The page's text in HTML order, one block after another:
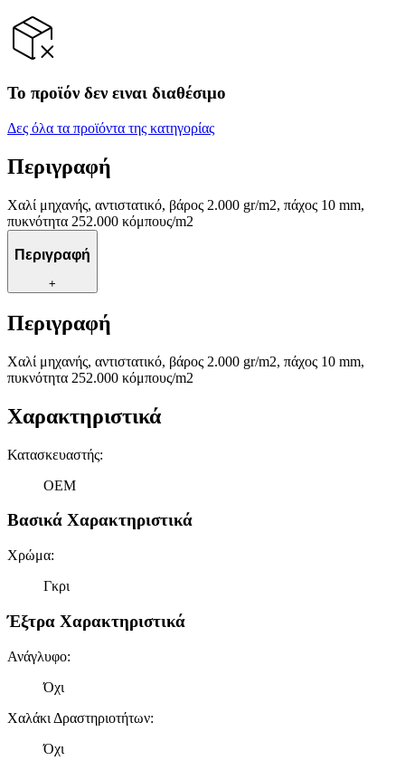
Το προϊόν δεν ειναι διαθέσιμο
Δες όλα τα προϊόντα της κατηγορίας
Περιγραφή
Χαλί μηχανής, αντιστατικό, βάρος 2.000 gr/m2, πάχος 10 mm,
πυκνότητα 252.000 κόμπους/m2
Περιγραφή
+
Περιγραφή
Χαλί μηχανής, αντιστατικό, βάρος 2.000 gr/m2, πάχος 10 mm,
πυκνότητα 252.000 κόμπους/m2
Χαρακτηριστικά
Κατασκευαστής:
ΟΕΜ
Βασικά Χαρακτηριστικά
Χρώμα:
Γκρι
Έξτρα Χαρακτηριστικά
Ανάγλυφο:
Όχι
Χαλάκι Δραστηριοτήτων:
Όχι